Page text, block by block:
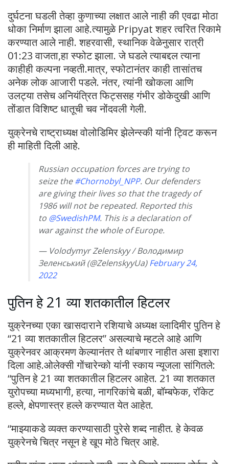
दुर्घटना घडली तेव्हा कुणाच्या लक्षात आले नाही की एवढा मोठा
धोका निर्माण झाला आहे.त्यामुळे Pripyat शहर त्वरित रिकामे
करण्यात आले नाही. शहरवासी, स्थानिक वेळेनुसार रात्री
01:23 वाजता,हा स्फोट झाला. जे घडले त्याबद्दल त्याना
काहीही कल्पना नव्हती.मात्र, स्फोटानंतर काही तासांतच
अनेक लोक आजारी पडले. नंतर, त्यांनी खोकला आणि
उलट्या तसेच अनियंत्रित फिट्ससह गंभीर डोकेदुखी आणि
तोंडात विशिष्ट धातूची चव नोंदवली गेली.
युक्रेनचे राष्ट्राध्यक्ष वोलोडिमिर झेलेन्स्की यांनी ट्विट करून
ही माहिती दिली आहे.
Russian occupation forces are trying to
seize the#Chornobyl_NPP. Our defenders
are giving their lives so that the tragedy of
1986 will not be repeated. Reported this
to @SwedishPM. This is a declaration of
war against the whole of Europe.
— Volodymyr Zelenskyy / Володимир
Зеленський (@ZelenskyyUa)February 24,
2022
पुतिन हे 21 व्या शतकातील हिटलर
युक्रेनच्या एका खासदाराने रशियाचे अध्यक्ष व्लादिमीर पुतिन हे
“21 व्या शतकातील हिटलर” असल्याचे म्हटले आहे आणि
युक्रेनवर आक्रमण केल्यानंतर ते थांबणार नाहीत असा इशारा
दिला आहे.ओलेक्सी गोंचारेन्को यांनी स्काय न्यूजला सांगितले:
“पुतिन हे 21 व्या शतकातील हिटलर आहेत. 21 व्या शतकात
युरोपच्या मध्यभागी, हत्या, नागरिकांचे बळी, बॉम्बफेक, रॉकेट
हल्ले, क्षेपणास्त्र हल्ले करण्यात येत आहेत.
“माझ्याकडे व्यक्त करण्यासाठी पुरेसे शब्द नाहीत. हे केवळ
युक्रेनचे चित्र नसून हे खूप मोठे चित्र आहे.